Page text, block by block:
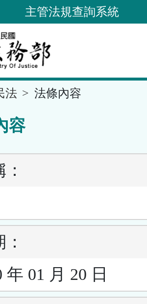
主管法規查詢系統
法 法條內容
容
年 01 月 20 日